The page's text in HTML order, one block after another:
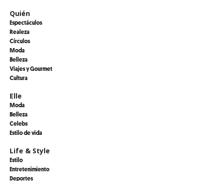
Quién
Espectáculos
Realeza
Círculos
Moda
Belleza
Viajes y Gourmet
Cultura
Elle
Moda
Belleza
Celebs
Estilo de vida
Life & Style
Estilo
Entretenimiento
Deportes